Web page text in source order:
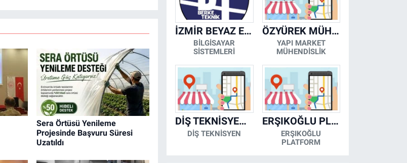
Sera Örtüsü Yenileme
Projesinde Başvuru Süresi
Uzatıldı
İZMİR BEYAZ EŞYA KLİMA KOMBİ SERVİSİ
BİLGİSAYAR
SİSTEMLERİ
ÖZYÜREK MÜHENDİSLİK
YAPI MARKET
MÜHENDİSLİK
DİŞ TEKNİSYENİ- MESUT KORKMAZ
DİŞ TEKNİSYEN
ERŞIKOĞLU PLATFORM
ERŞIKOĞLU
PLATFORM